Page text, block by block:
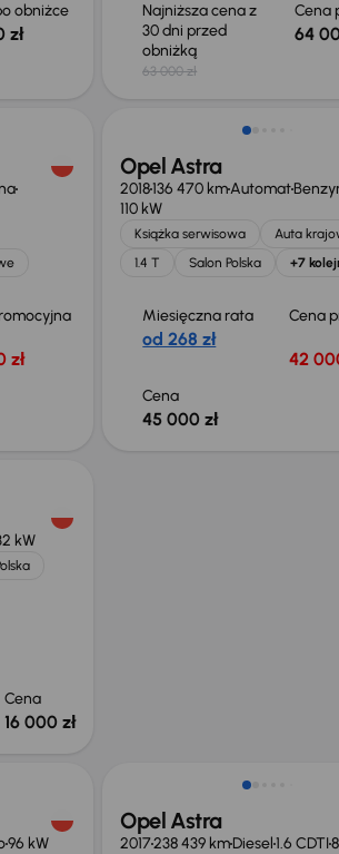
obniżce
zł
Najniższa cena z
30 dni przed
obniżką
63 000 zł
Cena
64
zł
Możliwość odliczenia VAT
Opel Astra
2018136 470 kmAutomat
110 kW
Książka serwisowa
Auta
1.4 T
Salon Polska +7
Miesięczna rata
od 268 zł
Cena
42
Cena
45 000 zł
kW
Cena
16 000 zł
96 kW
Opel Astra
2017238 439 kmDiesel1.6 CDTI